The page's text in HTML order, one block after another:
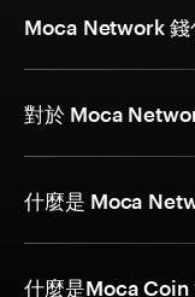
Moca Network 錢
對於 Moca
什麼是 Moca
什麼是Moca Coin